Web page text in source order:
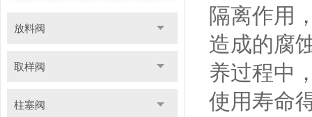
放料阀
取样阀
柱塞阀
隔离作用
造成的腐
养过程中
使用寿命